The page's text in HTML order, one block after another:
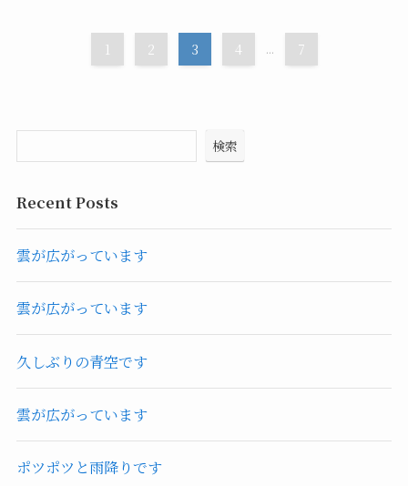
1 2 3 4 ... 7
検索
Recent Posts
雲が広がっています
雲が広がっています
久しぶりの青空です
雲が広がっています
ポツポツと雨降りです